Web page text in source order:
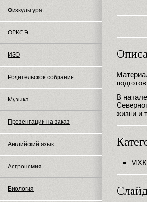
Физкультура
ОРКСЭ
ИЗО
Родительское собрание
Музыка
Презентации на заказ
Английский язык
Астрономия
Биология
В
жизни и
МХК